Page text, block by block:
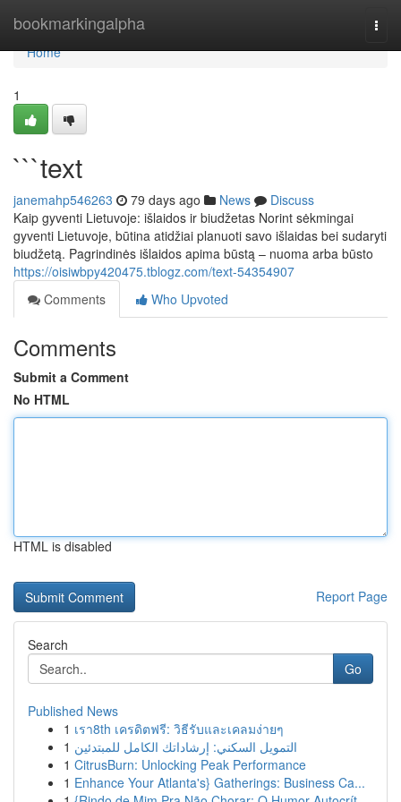
bookmarkingalpha
Home
Home
1
```text
janemahp546263 79 days ago News
Discuss
Kaip gyventi Lietuvoje: išlaidos ir biudžetas Norint sėkmingai
gyventi Lietuvoje, būtina atidžiai planuoti savo išlaidas bei sudaryti
biudžetą. Pagrindinės išlaidos apima būstą – nuoma arba būsto
https://oisiwbpy420475.tblogz.com/text-54354907
Comments
Who Upvoted
Comments
Submit a Comment
No HTML
HTML is disabled
Report Page
Search
Go
Published News
1 เรา8th เครดิตฟรี: วิธีรับและเคลมง่ายๆ
1 التمويل السكني: إرشاداتك الكامل للمبتدئين
1 CitrusBurn: Unlocking Peak Performance
1 Enhance Your Atlanta's} Gatherings: Business Ca...